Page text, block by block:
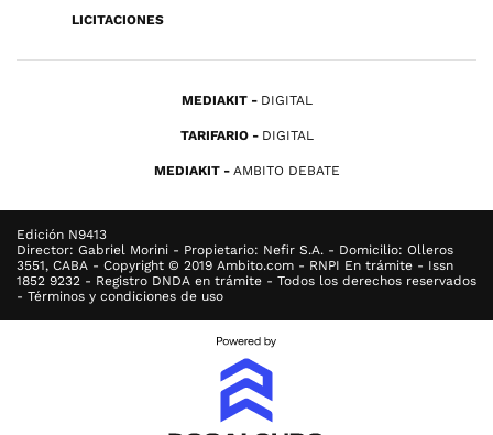
LICITACIONES
MEDIAKIT DIGITAL
TARIFARIO DIGITAL
MEDIAKIT AMBITO DEBATE
Edición N9413
Director: Gabriel Morini - Propietario: Nefir S.A. - Domicilio: Olleros
3551, CABA - Copyright © 2019 Ambito.com - RNPI En trámite - Issn
1852 9232 - Registro DNDA en trámite - Todos los derechos reservados
- Términos y condiciones de uso